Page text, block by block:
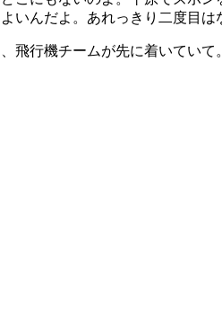
いんだよ。あれっきり二度目は
飛行機チームが先に着いてい